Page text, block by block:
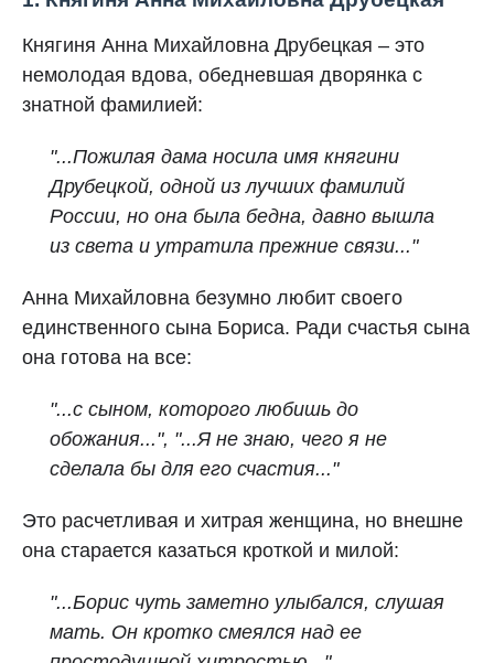
Княгиня Анна Михайловна Друбецкая – это
немолодая вдова, обедневшая дворянка с
знатной фамилией:
"...Пожилая дама носила имя княгини
Друбецкой, одной из лучших фамилий
России, но она была бедна, давно вышла
из света и утратила прежние связи..."
Анна Михайловна безумно любит своего
единственного сына Бориса. Ради счастья сына
она готова на все:
"...с сыном, которого любишь до
обожания...", "...Я не знаю, чего я не
сделала бы для его счастия..."
Это расчетливая и хитрая женщина, но внешне
она старается казаться кроткой и милой:
"...Борис чуть заметно улыбался, слушая
мать. Он кротко смеялся над ее